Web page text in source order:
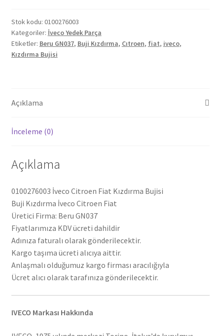
Bujisi
0100276003
adet
Stok kodu: 0100276003
Kategoriler: İveco Yedek Parça
Etiketler: Beru GN037, Buji Kızdırma, Cıtroen, fiat, iveco,
Kızdırma Bujisi
Açıklama
İnceleme (0)
Açıklama
0100276003 İveco Citroen Fiat Kızdırma Bujisi
Buji Kızdırma İveco Citroen Fiat
Üretici Firma: Beru GN037
Fiyatlarımıza KDV ücreti dahildir
Adınıza faturalı olarak gönderilecektir.
Kargo taşıma ücreti alıcıya aittir.
Anlaşmalı olduğumuz kargo firması aracılığıyla
Ücret alıcı olarak tarafınıza gönderilecektir.
IVECO Markası Hakkında